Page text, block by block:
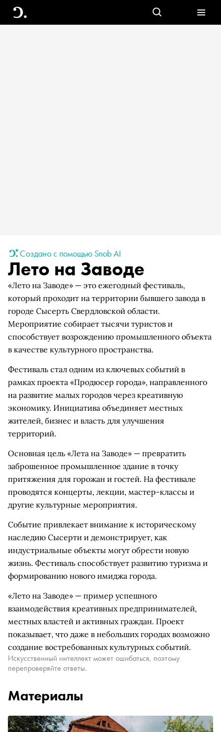
Создано с помощью Snob AI
Лето на Заводе
«Лето на Заводе» — это ежегодный фестиваль,
который проходит на территории бывшего завода в
городе Сысерть Свердловской области.
Мероприятие собирает тысячи туристов и
способствует возрождению промышленного объекта
в качестве культурного пространства.
Фестиваль стал одним из ключевых событий в
рамках проекта «Продюсер города», направленного
на развитие малых городов через креативную
экономику. Инициатива объединяет местных
жителей, бизнес и власть для улучшения
территорий.
Основная цель «Лета на Заводе» — превратить
заброшенное промышленное здание в точку
притяжения для горожан и гостей. На фестивале
проводятся концерты, лекции, мастер-классы и
другие культурные мероприятия.
Событие привлекает внимание к историческому
наследию Сысерти и демонстрирует, как
индустриальные объекты могут обрести новую
жизнь. Фестиваль способствует развитию туризма и
формированию нового имиджа города.
«Лето на Заводе» — пример успешного
взаимодействия креативных предпринимателей,
местных властей и активных граждан. Проект
показывает, что даже в небольших городах возможно
создание востребованных культурных событий.
Искусственный интеллект может ошибаться, поэтому
перепроверяйте ответы.
Материалы